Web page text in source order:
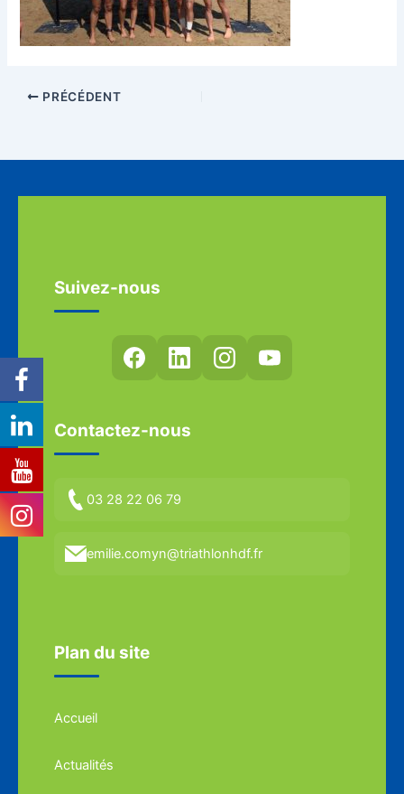
PRÉCÉDENT
Suivez-nous
Contactez-nous
03 28 22 06 79
emilie.comyn@triathlonhdf.fr
Plan du site
Accueil
Actualités